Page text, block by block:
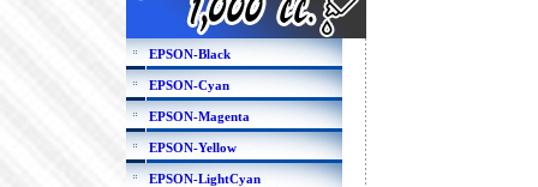
EPSON-Black
EPSON-Cyan
EPSON-Magenta
EPSON-Yellow
EPSON-LightCyan